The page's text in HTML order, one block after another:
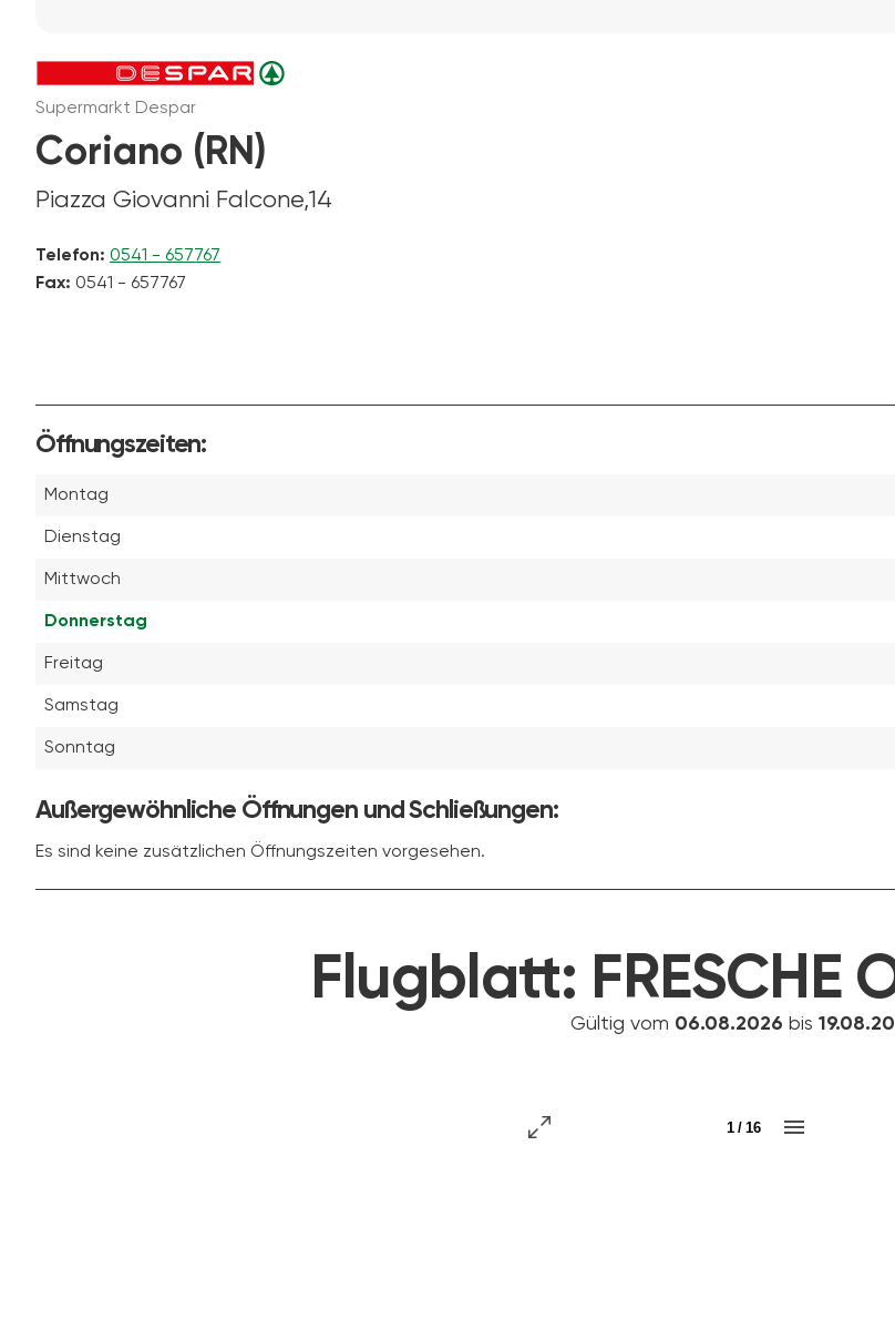
Supermarkt Despar
Coriano (RN)
Piazza Giovanni Falcone,14
Telefon: 0541 - 657767
Fax: 0541 - 657767
Öffnungszeiten:
Montag
Dienstag
Mittwoch
Donnerstag
Freitag
Samstag
Sonntag
Außergewöhnliche Öffnungen und Schließungen:
Es sind keine zusätzlichen Öffnungszeiten vorgesehen.
Flugblatt: FRESCHE
Gültig vom 06.08.2026 bis